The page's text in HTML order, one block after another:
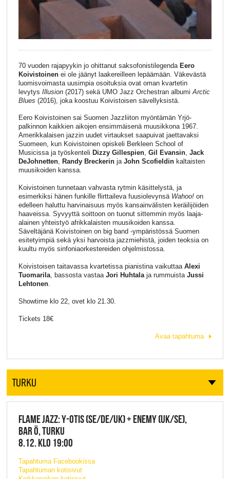
70 vuoden rajapyykin jo ohittanut saksofonistilegenda Eero
Koivistoinenei ole jäänyt laakereilleen lepäämään. Väkevästä
luomisvoimasta uusimpia osoituksia ovat oman kvartetin
levytys Illusion (2017) sekä UMO Jazz Orchestran albumi Arctic
Blues (2016), joka koostuu Koivistoisen sävellyksistä.
Eero Koivistoinen sai Suomen Jazzliiton myöntämän Yrjö-
palkinnon kaikkien aikojen ensimmäisenä muusikkona 1967.
Amerikkalaisen jazzin uudet virtaukset saapuivat jaettavaksi
Suomeen, kun Koivistoinen opiskeli Berkleen School of
Musicissa ja työskenteli Dizzy Gillespien, Gil Evansin, Jack
DeJohnetten, Randy Breckerinja John Scofieldinkaltaisten
muusikoiden kanssa.
Koivistoinen tunnetaan vahvasta rytmin käsittelystä, ja
esimerkiksi hänen funkille flirttaileva fuusiolevynsä Wahoo!on
edelleen haluttu harvinaisuus myös kansainvälisten keräilijöiden
haaveissa. Syvyyttä soittoon on tuonut sittemmin myös laaja-
alainen yhteistyö afrikkalaisten muusikoiden kanssa.
Säveltäjänä Koivistoinen on big band -ympäristössä Suomen
esitetyimpiä sekä yksi harvoista jazzmiehistä, joiden teoksia on
kuultu myös sinfoniaorkestereiden ohjelmistossa.
Koivistoisen taitavassa kvartetissa pianistina vaikuttaa Alexi
Tuomarila, bassosta vastaa Jori Huhtalaja rummuistaJussi
Lehtonen.
Showtime klo 22, ovet klo 21.30.
Tickets 18€
Avaa tapahtuma
TURKU
FLAME JAZZ: Y-OTIS (SE/DE/UK) + ENEMY (UK/SE),
BAR Ö, TURKU
8.12. KLO 19:00
Tapahtuma Facebookissa
Tapahtuman kotisivut